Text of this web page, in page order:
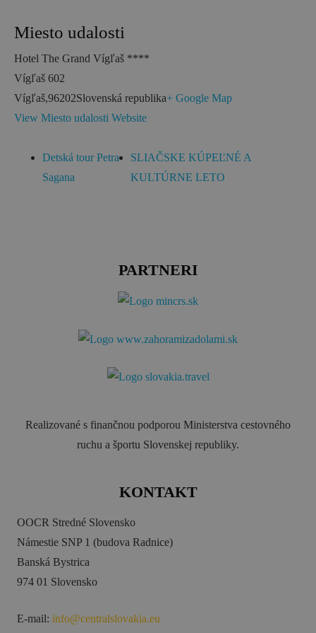
Miesto udalosti
Hotel The Grand Vígľaš ****
Vígľaš 602
Vígľaš,96202Slovenská republika+ Google Map
View Miesto udalosti Website
Detská tour Petra
Sagana
SLIAČSKE KÚPEĽNÉ A
KULTÚRNE LETO
PARTNERI
Realizované s finančnou podporou Ministerstva cestovného
ruchu a športu Slovenskej republiky.
KONTAKT
OOCR Stredné Slovensko
Námestie SNP 1 (budova Radnice)
Banská Bystrica
974 01 Slovensko
E-mail: info@centralslovakia.eu